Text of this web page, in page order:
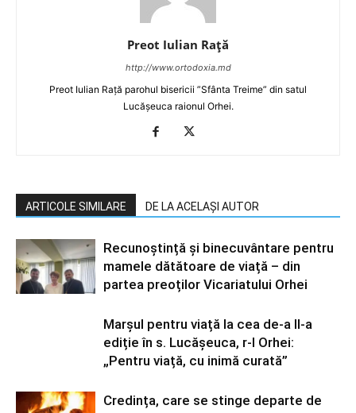
Preot Iulian Raţă
http://www.ortodoxia.md
Preot Iulian Rață parohul bisericii ”Sfânta Treime” din satul
Lucășeuca raionul Orhei.
ARTICOLE SIMILARE DE LA ACELAȘI AUTOR
Recunoștință și binecuvântare pentru
mamele dătătoare de viață – din
partea preoților Vicariatului Orhei
Marșul pentru viață la cea de-a II-a
ediție în s. Lucășeuca, r-l Orhei:
„Pentru viață, cu inimă curată”
Credința, care se stinge departe de